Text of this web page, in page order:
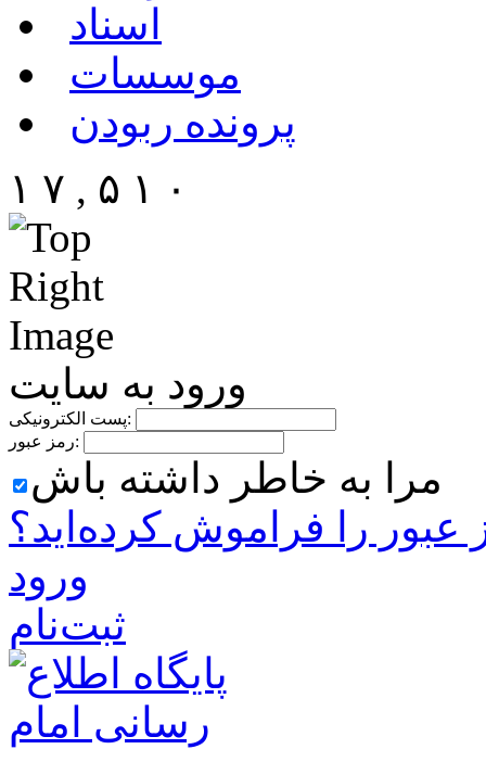
اسناد
موسسات
پرونده ربودن
۱ ۷ , ۵ ۱ ۰
ورود به سایت
پست الکترونیکی:
رمز عبور:
مرا به خاطر داشته باش
‌عبور را فراموش کرده‌اید؟
ورود
ثبت‌نام